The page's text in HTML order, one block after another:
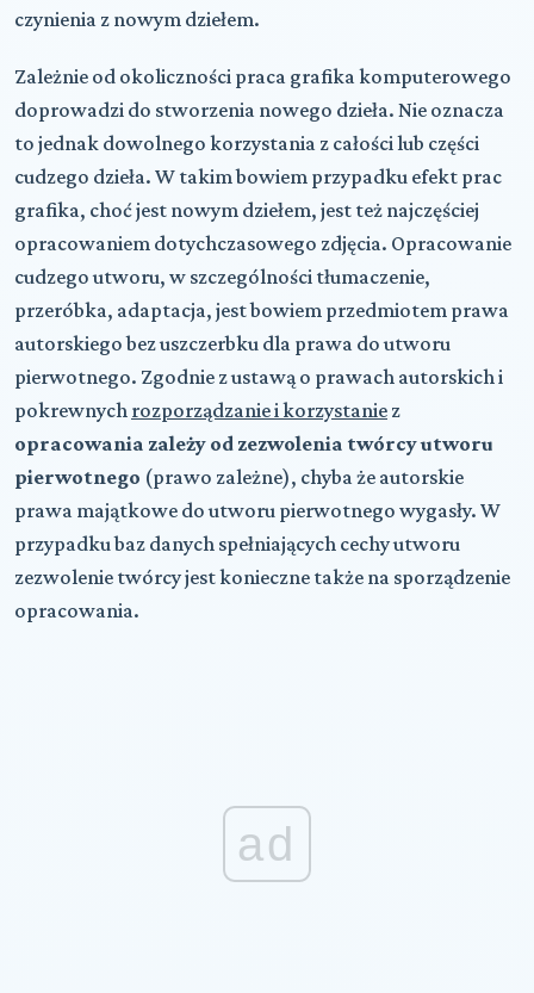
czynienia z nowym dziełem.
Zależnie od okoliczności praca grafika komputerowego
doprowadzi do stworzenia nowego dzieła. Nie oznacza
to jednak dowolnego korzystania z całości lub części
cudzego dzieła. W takim bowiem przypadku efekt prac
grafika, choć jest nowym dziełem, jest też najczęściej
opracowaniem dotychczasowego zdjęcia. Opracowanie
cudzego utworu, w szczególności tłumaczenie,
przeróbka, adaptacja, jest bowiem przedmiotem prawa
autorskiego bez uszczerbku dla prawa do utworu
pierwotnego. Zgodnie z ustawą o prawach autorskich i
pokrewnych rozporządzanie i korzystanie z
opracowania zależy od zezwolenia twórcy utworu
pierwotnego (prawo zależne), chyba że autorskie
prawa majątkowe do utworu pierwotnego wygasły. W
przypadku baz danych spełniających cechy utworu
zezwolenie twórcy jest konieczne także na sporządzenie
opracowania.
ad